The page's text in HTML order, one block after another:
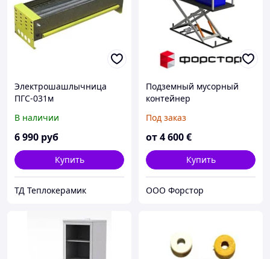
Электрошашлычница
ПГС-031м
В наличии
6 990 руб
Купить
ТД Теплокерамик
Подземный мусорный
контейнер
Под заказ
от4 600€
Купить
ООО Форстор